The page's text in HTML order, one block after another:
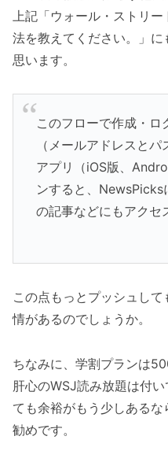
上記「ウォール・ストリ
法を教えてください。」
思います。
このフローで作成・ロ
（メールアドレスと
アプリ（iOS版、
ンすると、NewsPicks
の記事などにもアクセ
この点もっとプッシュし
情があるのでしょうか。
ちなみに、学割プランは
肝心のWSJ読み放題は付
ても余裕がもう少しある
勧めです。